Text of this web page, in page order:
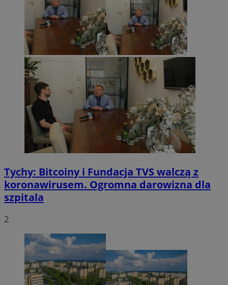
Tychy: Bitcoiny i Fundacja TVS walczą z
koronawirusem. Ogromna darowizna dla
szpitala
2